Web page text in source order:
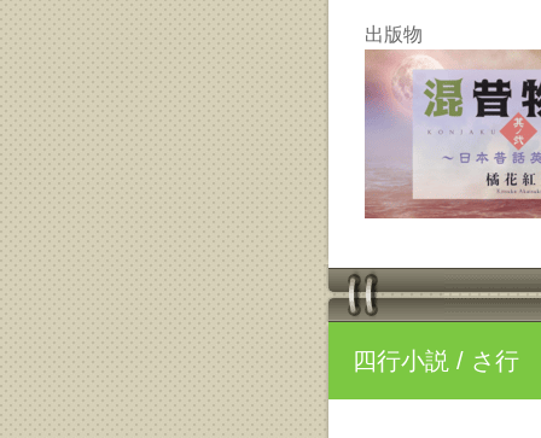
出版物
四行小説 / さ行